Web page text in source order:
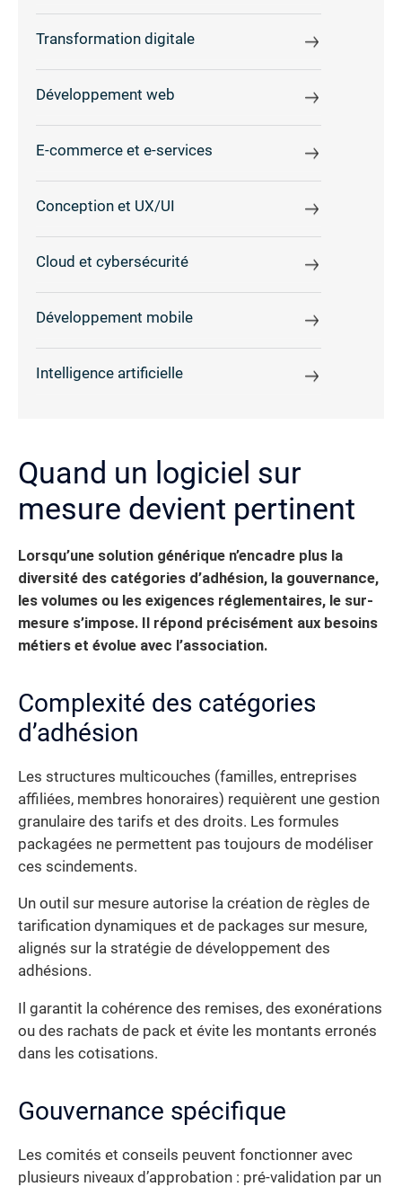
Transformation digitale
Développement web
E-commerce et e-services
Conception et UX/UI
Cloud et cybersécurité
Développement mobile
Intelligence artificielle
Quand un logiciel sur
mesure devient pertinent
Lorsqu’une solution générique n’encadre plus la
diversité des catégories d’adhésion, la gouvernance,
les volumes ou les exigences réglementaires, le sur-
mesure s’impose. Il répond précisément aux besoins
métiers et évolue avec l’association.
Complexité des catégories
d’adhésion
Les structures multicouches (familles, entreprises
affiliées, membres honoraires) requièrent une gestion
granulaire des tarifs et des droits. Les formules
packagées ne permettent pas toujours de modéliser
ces scindements.
Un outil sur mesure autorise la création de règles de
tarification dynamiques et de packages sur mesure,
alignés sur la stratégie de développement des
adhésions.
Il garantit la cohérence des remises, des exonérations
ou des rachats de pack et évite les montants erronés
dans les cotisations.
Gouvernance spécifique
Les comités et conseils peuvent fonctionner avec
plusieurs niveaux d’approbation : pré-validation par un